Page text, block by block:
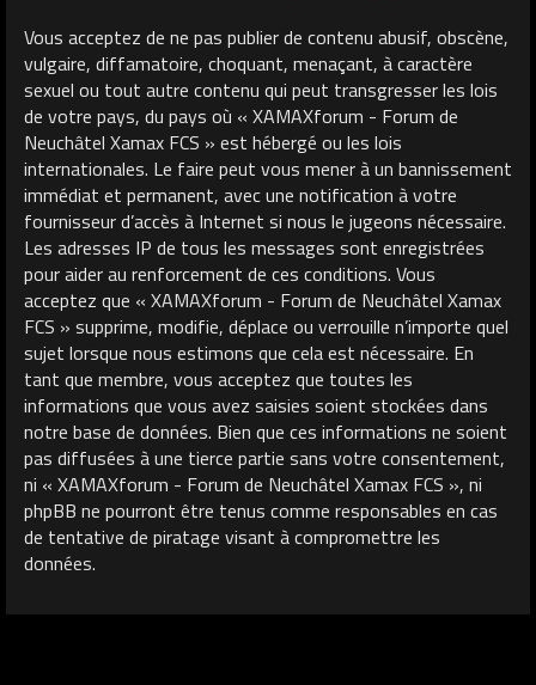
Vous acceptez de ne pas publier de contenu abusif, obscène,
vulgaire, diffamatoire, choquant, menaçant, à caractère
sexuel ou tout autre contenu qui peut transgresser les lois
de votre pays, du pays où « XAMAXforum - Forum de
Neuchâtel Xamax FCS » est hébergé ou les lois
internationales. Le faire peut vous mener à un bannissement
immédiat et permanent, avec une notification à votre
fournisseur d’accès à Internet si nous le jugeons nécessaire.
Les adresses IP de tous les messages sont enregistrées
pour aider au renforcement de ces conditions. Vous
acceptez que « XAMAXforum - Forum de Neuchâtel Xamax
FCS » supprime, modifie, déplace ou verrouille n’importe quel
sujet lorsque nous estimons que cela est nécessaire. En
tant que membre, vous acceptez que toutes les
informations que vous avez saisies soient stockées dans
notre base de données. Bien que ces informations ne soient
pas diffusées à une tierce partie sans votre consentement,
ni « XAMAXforum - Forum de Neuchâtel Xamax FCS », ni
phpBB ne pourront être tenus comme responsables en cas
de tentative de piratage visant à compromettre les
données.